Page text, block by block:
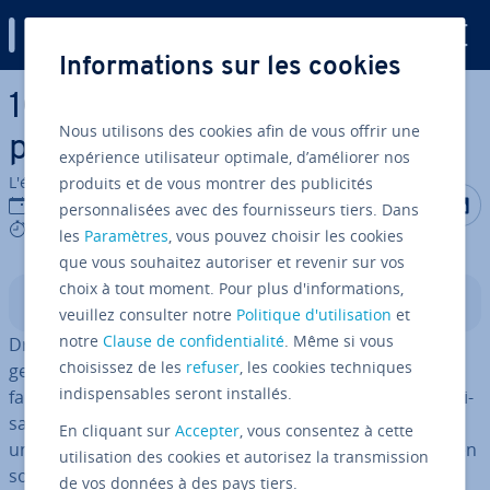
Aller au contenu principal
10 thèmes Drupal gratuits
pour un Web design moderne
L'équipe édi­to­riale IONOS
26/07/2019
9 mins
Partager
Drupal est devenu l’un des prin­ci­paux systèmes de
gestion de contenu dans le domaine du Web. Un des
facteurs de ce succès est l’immense com­mu­nauté d’uti­li­
sa­teurs qui a produit, en l’espace de quelques années,
un nombre con­si­dé­rable d’ex­ten­sions pour ce CMS open
source. Beaucoup de ces thèmes Drupal sont gratuits.
Informations sur les cookies
Nous utilisons des cookies afin de vous offrir une
expérience utilisateur optimale, d’améliorer nos
produits et de vous montrer des publicités
personnalisées avec des fournisseurs tiers. Dans
les Paramètres, vous pouvez choisir les cookies
que vous souhaitez autoriser et revenir sur vos
choix à tout moment. Pour plus d'informations,
veuillez consulter notre Politique d'utilisation et
notreClause de confidentialité. Même si vous
choisissez de les refuser, les cookies techniques
indispensables seront installés.
En cliquant surAccepter, vous consentez à cette
utilisation des cookies et autorisez la transmission
de vos données à des pays tiers.